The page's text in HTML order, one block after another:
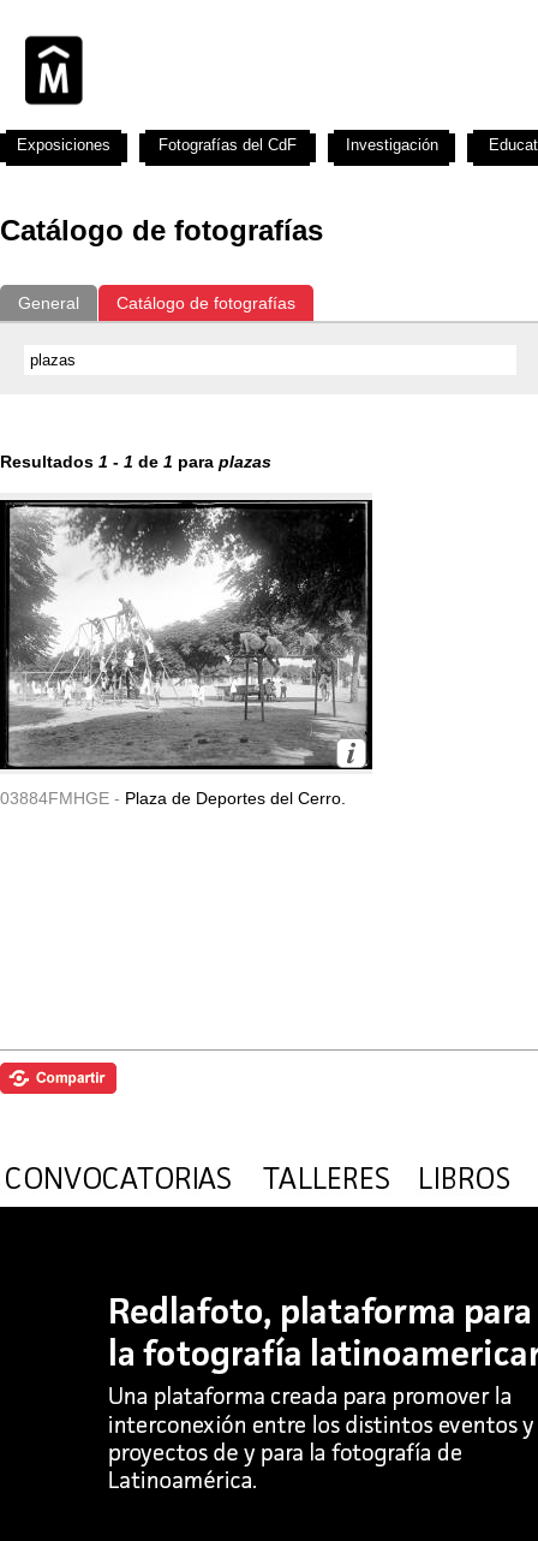
Catálogo de fotografías
General Catálogo de fotografías
Resultados 1 - 1 de 1 para plazas
03884FMHGE - Plaza de Deportes del Cerro.
Exposiciones Fotografías del CdF Investigación